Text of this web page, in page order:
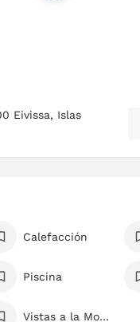
Eivissa, Islas
Calefacción
Piscina
Vistas a la Montaña